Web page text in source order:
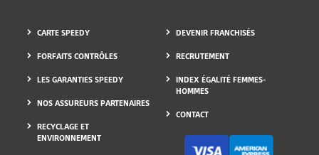
CARTE SPEEDY
FORFAITS CONTRÔLES
LES GARANTIES SPEEDY
NOS ASSUREURS PARTENAIRES
RECYCLAGE ET
ENVIRONNEMENT
DEVENIR FRANCHISÉS
RECRUTEMENT
INDEX ÉGALITÉ FEMMES-
HOMMES
CONTACT